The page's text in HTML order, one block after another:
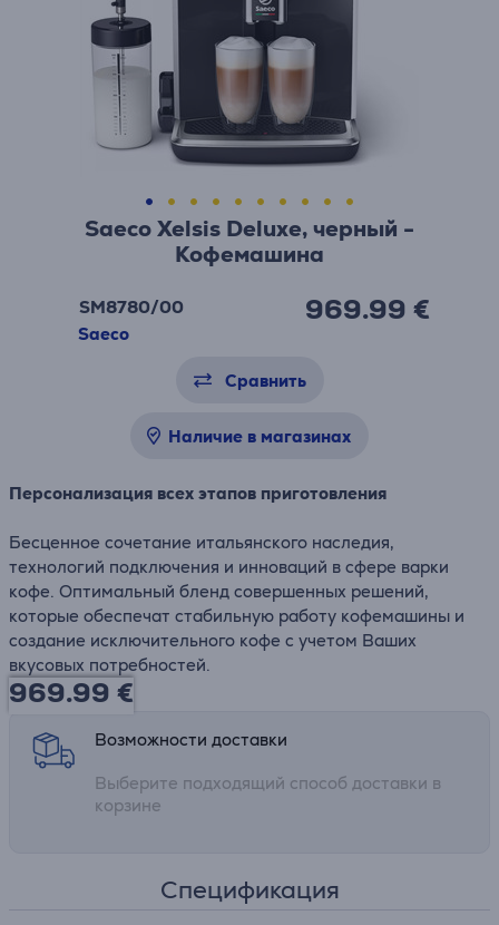
Saeco Xelsis Deluxe, черный -
Кофемашина
SM8780/00
Saeco
969.99 €
Сравнить
Наличие в магазинах
Персонализация всех этапов приготовления
Бесценное сочетание итальянского наследия,
технологий подключения и инноваций в сфере варки
кофе. Оптимальный бленд совершенных решений,
которые обеспечат стабильную работу кофемашины и
создание исключительного кофе с учетом Ваших
вкусовых потребностей.
969.99 €
Возможности доставки
Выберите подходящий способ доставки в
корзине
Спецификация